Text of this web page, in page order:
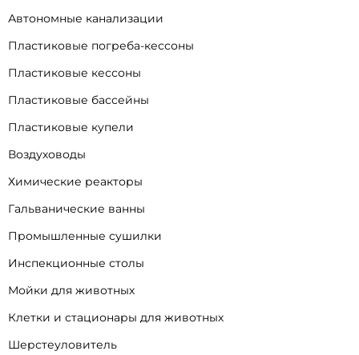
Автономные канализации
Пластиковые погреба-кессоны
Пластиковые кессоны
Пластиковые бассейны
Пластиковые купели
Воздуховоды
Химические реакторы
Гальванические ванны
Промышленные сушилки
Инспекционные столы
Мойки для животных
Клетки и стационары для животных
Шерстеуловитель